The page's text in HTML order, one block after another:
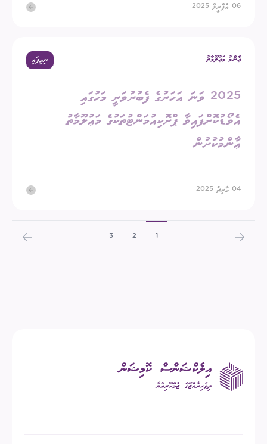
06 އެޕްރީލް 2025
ޢާންމު މަޢުލޫމާތު ނިމިފައި
2025 ވަނަ އަހަރުގެ ފެބުރުވަރީ މަހުގައި
އެވޯޑުކޮށްފައިވާ ޕްރޮކިއުމަންޓުތަކުގެ މަޢުލޫމާތު
ޢާންމުކުރުން
04 މާރިޗު 2025
1
2
3